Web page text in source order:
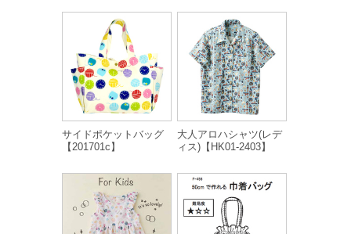
サイドポケットバッグ
【201701c】
大人アロハシャツ(レデ
ィス)【HK01-2403】